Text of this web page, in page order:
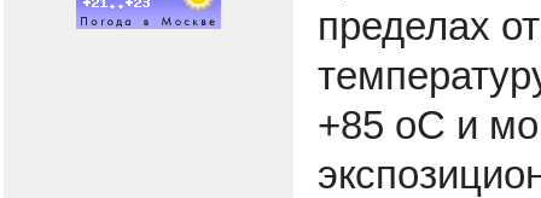
пределах
+85 оC и